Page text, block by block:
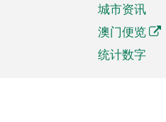
城市资讯
澳门便览
统计数字